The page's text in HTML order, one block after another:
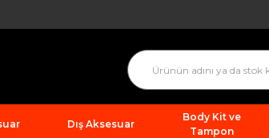
Dış Aksesuar
Body Kit ve
Tampon